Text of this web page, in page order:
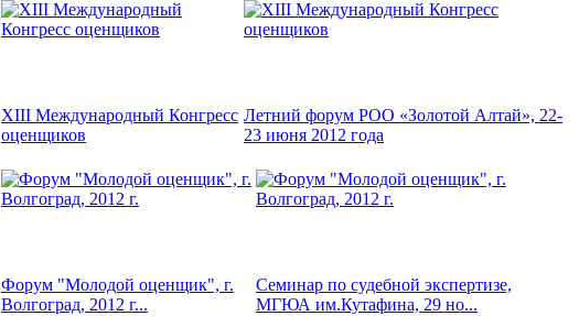
XIII Международный Конгресс
оценщиков
Летний форум РОО «Золотой Алтай», 22-
23 июня 2012 года
Форум "Молодой оценщик", г.
Волгоград, 2012 г...
Семинар по судебной экспертизе,
МГЮА им.Кутафина, 29 но...